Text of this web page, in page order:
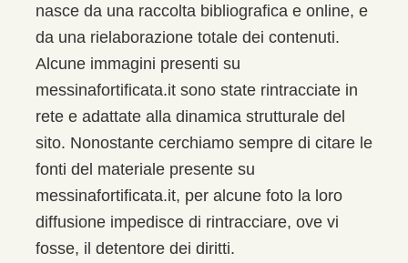
nasce da una raccolta bibliografica e online, e
da una rielaborazione totale dei contenuti.
Alcune immagini presenti su
messinafortificata.it sono state rintracciate in
rete e adattate alla dinamica strutturale del
sito. Nonostante cerchiamo sempre di citare le
fonti del materiale presente su
messinafortificata.it, per alcune foto la loro
diffusione impedisce di rintracciare, ove vi
fosse, il detentore dei diritti.